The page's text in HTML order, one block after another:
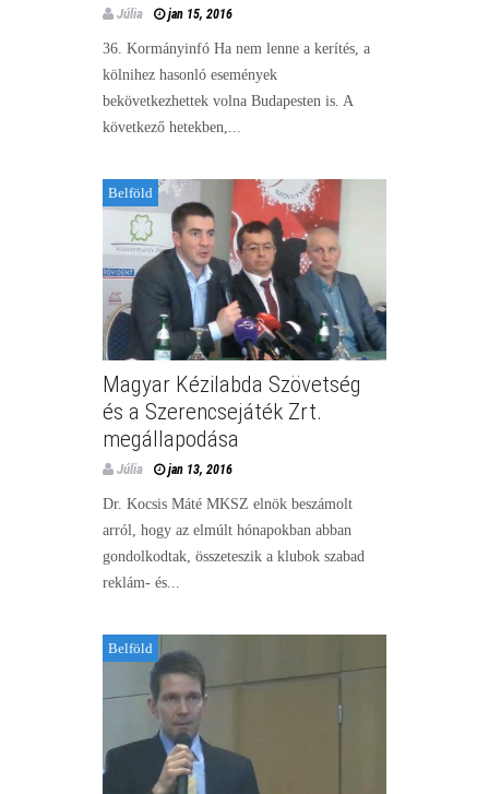
Júlia jan 15, 2016
36. Kormányinfó Ha nem lenne a kerítés, a
kölnihez hasonló események
bekövetkezhettek volna Budapesten is. A
következő hetekben,...
Belföld
Magyar Kézilabda Szövetség
és a Szerencsejáték Zrt.
megállapodása
Júlia jan 13, 2016
Dr. Kocsis Máté MKSZ elnök beszámolt
arról, hogy az elmúlt hónapokban abban
gondolkodtak, összeteszik a klubok szabad
reklám- és...
Belföld